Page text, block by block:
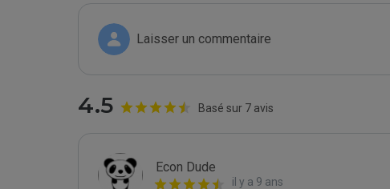
Laisser un commentaire
4.5 Basé sur 7 avis
Econ Dude
il y a 9 ans